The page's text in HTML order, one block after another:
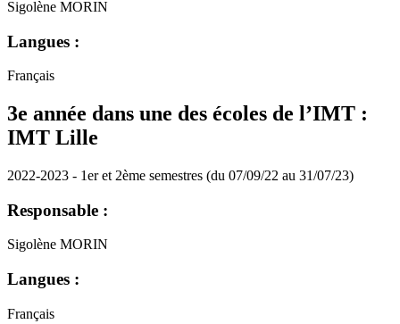
Sigolène MORIN
Langues :
Français
3e année dans une des écoles de l’IMT :
IMT Lille
2022-2023 - 1er et 2ème semestres (du 07/09/22 au 31/07/23)
Responsable :
Sigolène MORIN
Langues :
Français